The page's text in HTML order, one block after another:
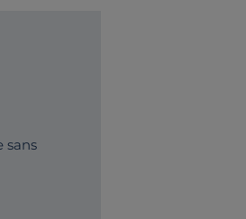
sans